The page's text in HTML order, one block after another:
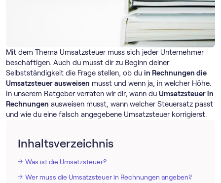
Mit dem Thema Umsatzsteuer muss sich jeder Unternehmer
beschäftigen. Auch du musst dir zu Beginn deiner
Selbstständigkeit die Frage stellen, ob du in Rechnungen die
Umsatzsteuer ausweisen musst und wenn ja, in welcher Höhe.
In unserem Ratgeber verraten wir dir, wann du Umsatzsteuer in
Rechnungen ausweisen musst, wann welcher Steuersatz passt
und wie du eine falsch angegebene Umsatzsteuer korrigierst.
Inhaltsverzeichnis
Was ist die Umsatzsteuer?
Wer muss die Umsatzsteuer in Rechnungen angeben?